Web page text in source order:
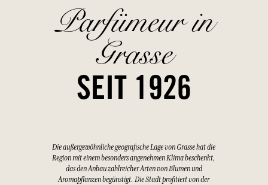
Parfümeur in
Grasse
SEIT 1926
Die außergewöhnliche geografische Lage von Grasse hat die
Region mit einem besonders angenehmen Klima beschenkt,
das den Anbau zahlreicher Arten von Blumen und
Aromapflanzen begünstigt. Die Stadt profitiert von der